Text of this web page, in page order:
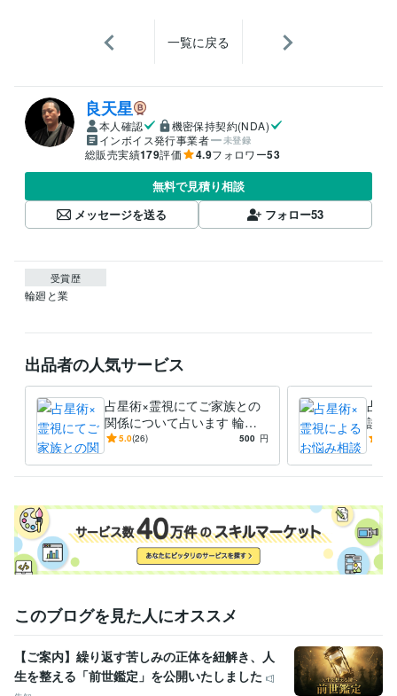
一覧に戻る
良天星
本人確認
機密保持契約(NDA)
インボイス発行事業者
未登録
総販売実績179評価 4.9フォロワー53
無料で見積り相談
メッセージを送る
フォロー53
受賞歴
輪廻と業
出品者の人気サービス
占星術×霊視にてご家族との
関係について占います 輪廻
の法則に基づき現世での行い
5.0(26) 500 円
占星
談い
基づ
このブログを見た人にオススメ
【ご案内】繰り返す苦しみの正体を紐解き、人
生を整える「前世鑑定」を公開いたしました